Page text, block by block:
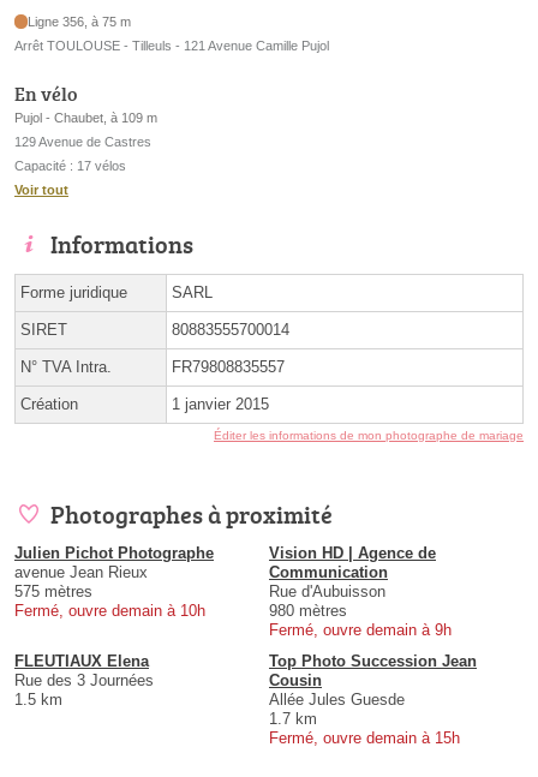
Ligne 356, à 75 m
Arrêt TOULOUSE - Tilleuls - 121 Avenue Camille Pujol
En vélo
Pujol - Chaubet, à 109 m
129 Avenue de Castres
Capacité : 17 vélos
Voir tout
Informations
Forme juridique SARL
SIRET 80883555700014
N° TVA Intra. FR79808835557
Création 1 janvier 2015
Éditer les informations de mon photographe de mariage
Photographes à proximité
Julien Pichot Photographe
avenue Jean Rieux
575 mètres
Fermé, ouvre demain à 10h
Vision HD | Agence de
Communication
Rue d'Aubuisson
980 mètres
Fermé, ouvre demain à 9h
FLEUTIAUX Elena
Rue des 3 Journées
1.5 km
Top Photo Succession Jean
Cousin
Allée Jules Guesde
1.7 km
Fermé, ouvre demain à 15h